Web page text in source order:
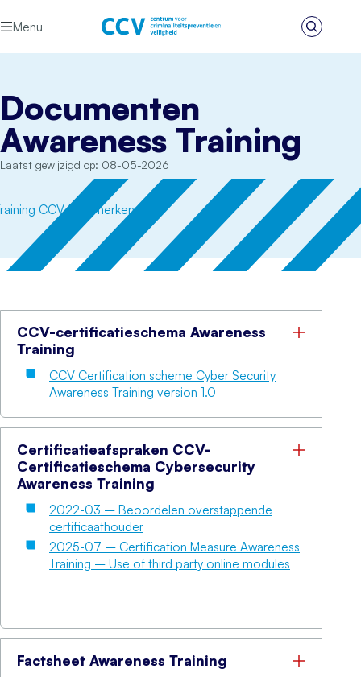
Menu
Zoeken
Documenten
Awareness Training
Laatst gewijzigd op: 08-05-2026
CCV-certificatieschema Awareness
Training
CCV Certification scheme Cyber Security
Awareness Training version 1.0
Certificatieafspraken CCV-
Certificatieschema Cybersecurity
Awareness Training
2022-03 – Beoordelen overstappende
certificaathouder
2025-07 – Certification Measure Awareness
Training – Use of third party online modules
Factsheet Awareness Training